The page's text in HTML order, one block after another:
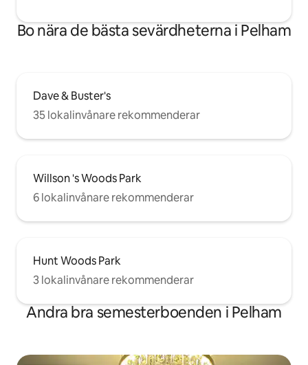
Bo nära de bästa sevärdheterna i Pelham
Dave & Buster's
35 lokalinvånare rekommenderar
Willson 's Woods Park
6 lokalinvånare rekommenderar
Hunt Woods Park
3 lokalinvånare rekommenderar
Andra bra semesterboenden i Pelham